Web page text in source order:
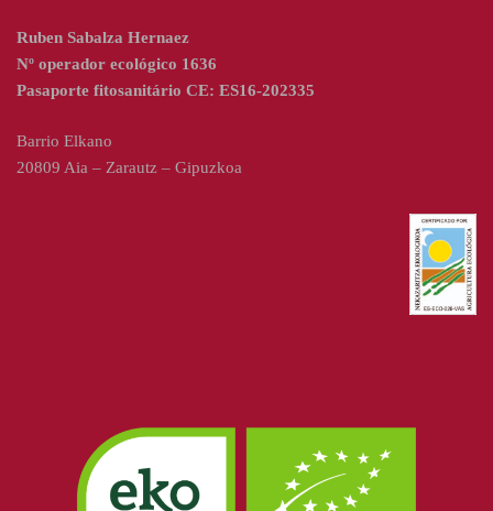
Ruben Sabalza Hernaez
Nº operador ecológico 1636
Pasaporte fitosanitário CE: ES16-202335
Barrio Elkano
20809 Aia – Zarautz – Gipuzkoa